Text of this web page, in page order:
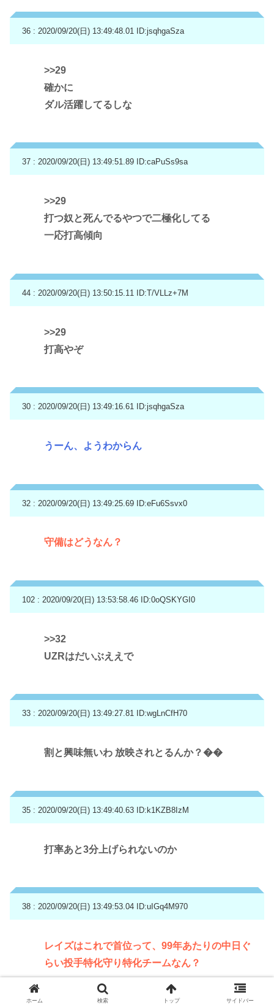
36 : 2020/09/20(日) 13:49:48.01 ID:jsqhgaSza
>>29
確かに
ダル活躍してるしな
37 : 2020/09/20(日) 13:49:51.89 ID:caPuSs9sa
>>29
打つ奴と死んでるやつで二極化してる
一応打高傾向
44 : 2020/09/20(日) 13:50:15.11 ID:T/VLLz+7M
>>29
打高やぞ
30 : 2020/09/20(日) 13:49:16.61 ID:jsqhgaSza
うーん、ようわからん
32 : 2020/09/20(日) 13:49:25.69 ID:eFu6Ssvx0
守備はどうなん？
102 : 2020/09/20(日) 13:53:58.46 ID:0oQSKYGI0
>>32
UZRはだいぶええで
33 : 2020/09/20(日) 13:49:27.81 ID:wgLnCfH70
割と興味無いわ 放映されとるんか？��
35 : 2020/09/20(日) 13:49:40.63 ID:k1KZB8IzM
打率あと3分上げられないのか
38 : 2020/09/20(日) 13:49:53.04 ID:uIGq4M970
レイズはこれで首位って、99年あたりの中日ぐ
らい投手特化守り特化チームなん？
ホーム 検索 トップ サイドバー